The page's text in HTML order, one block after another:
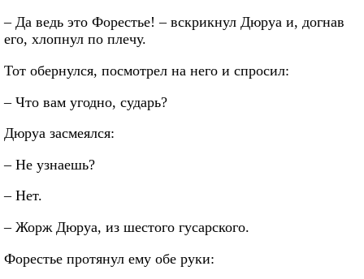
– Да ведь это Форестье! – вскрикнул Дюруа и, догнав
его, хлопнул по плечу.
Тот обернулся, посмотрел на него и спросил:
– Что вам угодно, сударь?
Дюруа засмеялся:
– Не узнаешь?
– Нет.
– Жорж Дюруа, из шестого гусарского.
Форестье протянул ему обе руки: